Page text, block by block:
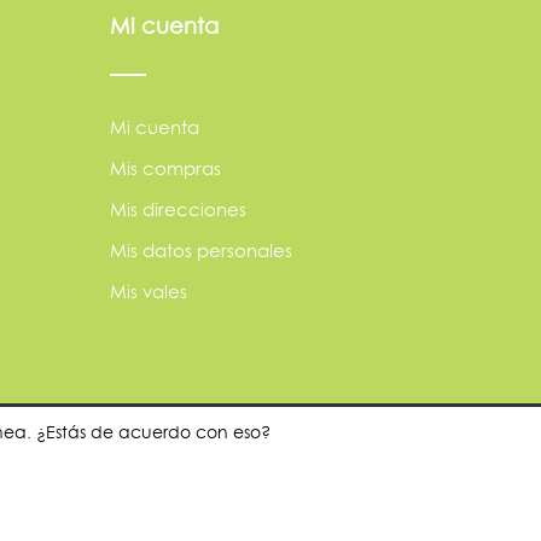
¿Estás de acuerdo con eso?
Mi cuenta
Mi cuenta
Mis compras
Mis direcciones
Mis datos personales
Mis vales